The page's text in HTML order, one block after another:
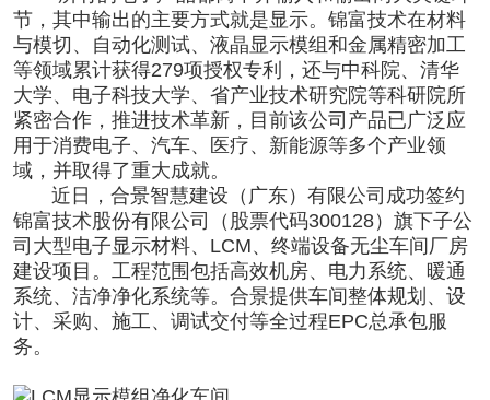
节，其中输出的主要方式就是显示。锦富技术在材料
与模切、自动化测试、液晶显示模组和金属精密加工
等领域累计获得279项授权专利，还与中科院、清华
大学、电子科技大学、省产业技术研究院等科研院所
紧密合作，推进技术革新，目前该公司产品已广泛应
用于消费电子、汽车、医疗、新能源等多个产业领
域，并取得了重大成就。
近日，合景智慧建设（广东）有限公司 成功签约
锦富技术股份有限公司（股票代码300128）旗下子公
司大型电子显示材料、LCM、终端设备无尘车间厂房
建设项目 。工程范围包括高效机房、电力系统、暖通
系统、洁净净化系统等。 合景提供车间整体规划、设
计、采购、施工、调试交付等全过程EPC总承包服
务。